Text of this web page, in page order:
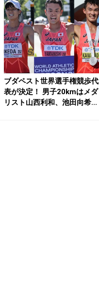
ブダペスト世界選手権競歩代
表が決定！ 男子20kmはメダ
リスト山西利和、池田向希...